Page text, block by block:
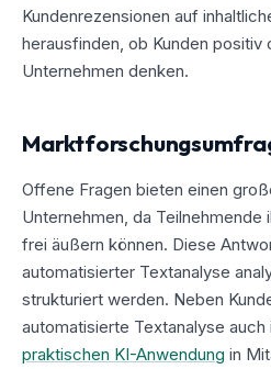
Kundenrezensionen auf
herausfinden, ob Kunden positiv
Unternehmen denken.
Offene Fragen bieten einen
Unternehmen, da
frei äußern können. Diese
automatisierter Textanalyse
strukturiert werden. Neben
automatisierte Textanalyse
praktischen KI-Anwendung in